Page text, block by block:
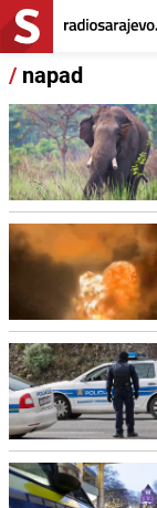
/ napad